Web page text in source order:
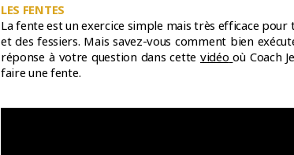
LES FENTES
La fente est un exercice simple mais très efficace pour
et des fessiers. Mais savez-vous comment bien
réponse à votre question dans cette vidéo où Coach
faire une fente.